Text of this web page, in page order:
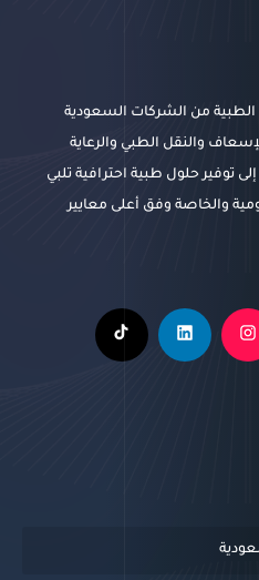
من الشركات السعودية
والنقل الطبي والرعاية
توفير حلول طبية احترافية تلبي
والخاصة وفق أعلى معايير